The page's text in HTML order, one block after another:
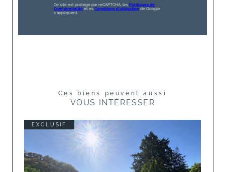
Ce site est protégé par reCAPTCHA, les Politiques de
Confidentialité et esConditions d'utilisation de Google
s'appliquent.
Ces biens peuvent aussi
VOUS INTÉRESSER
EXCLUSIF